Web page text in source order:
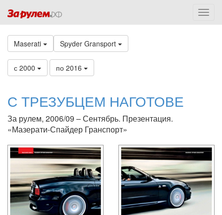
Maserati Spyder Gransport
с 2000 по 2016
С ТРЕЗУБЦЕМ НАГОТОВЕ
За рулем, 2006/09 – Сентябрь. Презентация.
«Мазерати-Спайдер Гранспорт»